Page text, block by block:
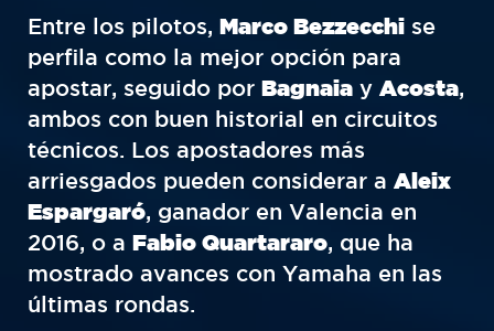
Entre los pilotos, Marco Bezzecchi se
perfila como la mejor opción para
apostar, seguido por Bagnaia y Acosta,
ambos con buen historial en circuitos
técnicos. Los apostadores más
arriesgados pueden considerar a Aleix
Espargaró, ganador en Valencia en
2016, o a Fabio Quartararo, que ha
mostrado avances con Yamaha en las
últimas rondas.